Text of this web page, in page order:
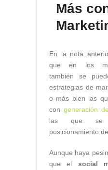
Más
En la nota
que en los
también se
estrategias de
o más bien las
con generación
las que se
posicionamiento
Aunque haya
que el social